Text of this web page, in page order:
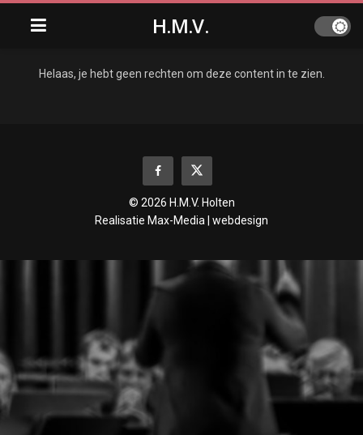
H.M.V.
Helaas, je hebt geen rechten om deze content in te zien.
© 2026 H.M.V. Holten
Realisatie Max-Media | webdesign